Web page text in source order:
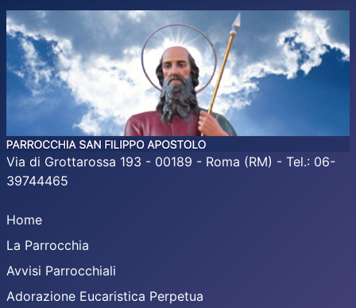
Via di Grottarossa 193 - 00189 - Roma (RM) - Tel.: 06-
39744465
Home
La Parrocchia
Avvisi Parrocchiali
Adorazione Eucaristica Perpetua